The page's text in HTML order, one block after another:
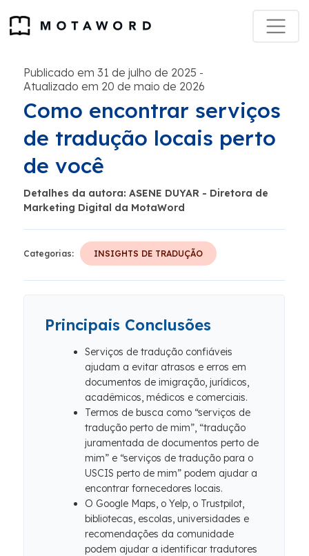
Publicado em 31 de julho de 2025 -
Atualizado em 20 de maio de 2026
Como encontrar serviços
de tradução locais perto
de você
Detalhes da autora: ASENE DUYAR - Diretora de
Marketing Digital da MotaWord
Categorias: INSIGHTS DE TRADUÇÃO
Principais Conclusões
Serviços de tradução confiáveis ​​
ajudam a evitar atrasos e erros em
documentos de imigração, jurídicos,
acadêmicos, médicos e comerciais.
Termos de busca como “serviços de
tradução perto de mim”, “tradução
juramentada de documentos perto de
mim” e “serviços de tradução para o
USCIS perto de mim” podem ajudar a
encontrar fornecedores locais.
O Google Maps, o Yelp, o Trustpilot,
bibliotecas, escolas, universidades e
recomendações da comunidade
podem ajudar a identificar tradutores